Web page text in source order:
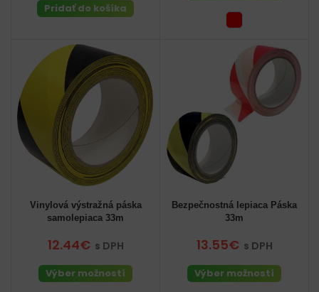
Pridať do košíka
Vinylová výstražná páska
samolepiaca 33m
12.44€ s DPH
Výber možností
Bezpečnostná lepiaca Páska
33m
13.55€ s DPH
Výber možností